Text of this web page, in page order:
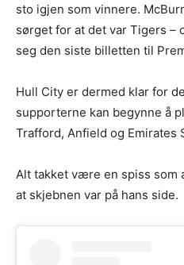
sto igjen som vinnere.
sørget for at det var Tigers –
seg den siste billetten til
Hull City er dermed klar for
supporterne kan begynne å
Trafford, Anfield og Emirates
Alt takket være en spiss som
at skjebnen var på hans side.